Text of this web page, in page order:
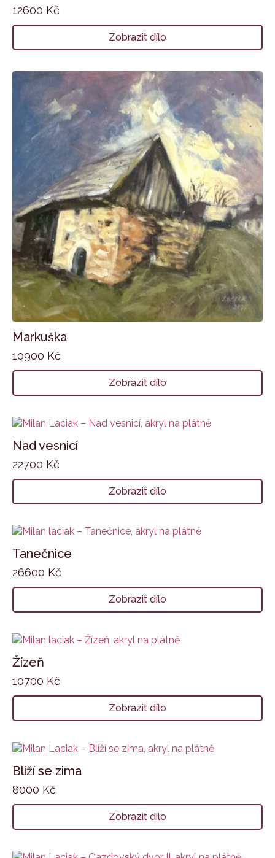
12600 Kč
Zobrazit dílo
Markuška
10900 Kč
Zobrazit dílo
Nad vesnicí
22700 Kč
Zobrazit dílo
Tanečnice
26600 Kč
Zobrazit dílo
Žízeň
10700 Kč
Zobrazit dílo
Blíží se zima
8000 Kč
Zobrazit dílo